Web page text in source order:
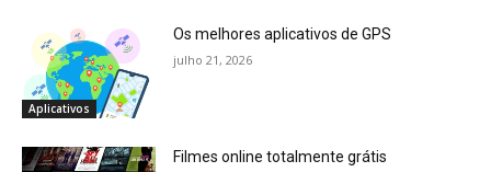
Aplicativos
Os melhores aplicativos de GPS
julho 21, 2026
Filmes online totalmente grátis